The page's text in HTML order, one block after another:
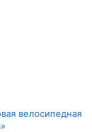
велосипедная